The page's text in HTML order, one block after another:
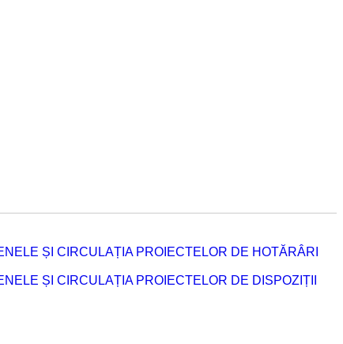
ȘI CIRCULAȚIA PROIECTELOR DE HOTĂRÂRI
ȘI CIRCULAȚIA PROIECTELOR DE DISPOZIȚII